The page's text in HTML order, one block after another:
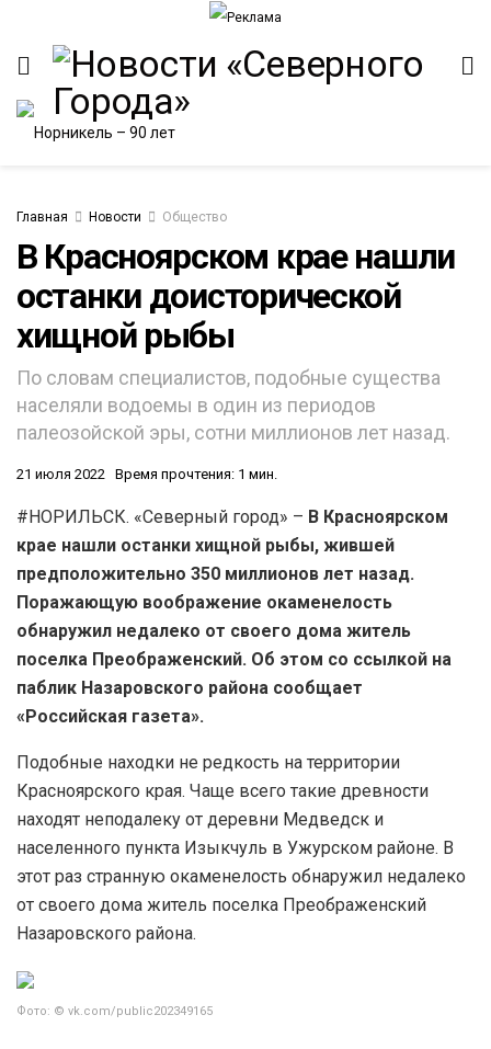
Главная Новости Общество
В Красноярском крае нашли
останки доисторической
хищной рыбы
По словам специалистов, подобные существа
населяли водоемы в один из периодов
палеозойской эры, сотни миллионов лет назад.
21 июля 2022 Время прочтения: 1 мин.
#НОРИЛЬСК. «Северный город» – В Красноярском
крае нашли останки хищной рыбы, жившей
предположительно 350 миллионов лет назад.
Поражающую воображение окаменелость
обнаружил недалеко от своего дома житель
поселка Преображенский. Об этом со ссылкой на
паблик Назаровского района сообщает
«Российская газета».
Подобные находки не редкость на территории
Красноярского края. Чаще всего такие древности
находят неподалеку от деревни Медведск и
населенного пункта Изыкчуль в Ужурском районе. В
этот раз странную окаменелость обнаружил недалеко
от своего дома житель поселка Преображенский
Назаровского района.
Фото: © vk.com/public202349165